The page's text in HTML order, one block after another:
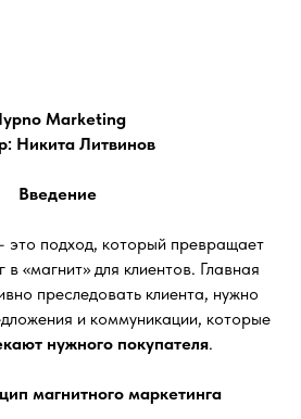
Marketing
Никита Литвинов
Введение
это подход, который превращает
«магнит» для клиентов. Главная
преследовать клиента, нужно
и коммуникации, которые
нужного покупателя.
магнитного маркетинга